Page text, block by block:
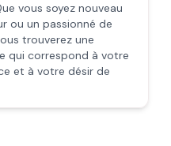
vous soyez nouveau
ou un passionné de
trouverez une
qui correspond à votre
et à votre désir de